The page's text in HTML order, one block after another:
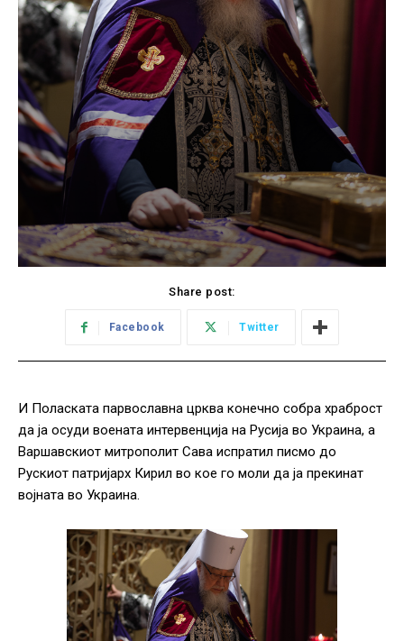
Share post:
Facebook Twitter
И Поласката парвославна црква конечно собра храброст
да ја осуди воената интервенција на Русија во Украина, а
Варшавскиот митрополит Сава испратил писмо до
Рускиот патријарх Кирил во кое го моли да ја прекинат
војната во Украина.